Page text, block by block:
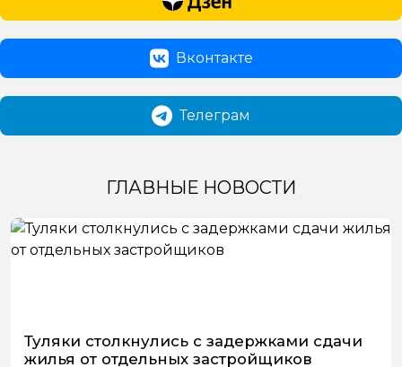
Вконтакте
Телеграм
ГЛАВНЫЕ НОВОСТИ
Туляки столкнулись с задержками сдачи
жилья от отдельных застройщиков